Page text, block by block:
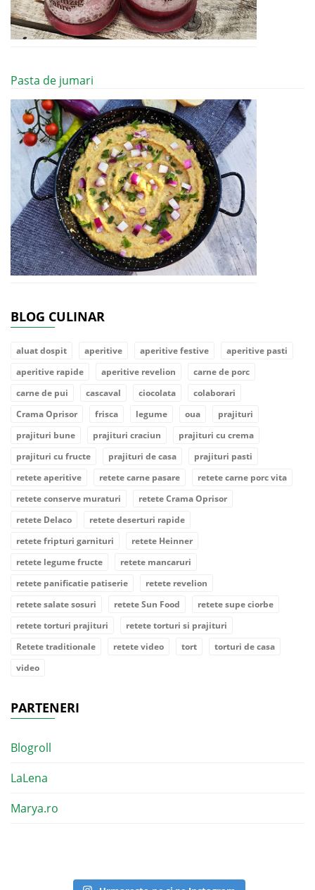
Pasta de jumari
BLOG CULINAR
aluat dospit aperitive aperitive festive
aperitive pasti
aperitive rapide
aperitive revelion
carne de porc
carne de pui
cascaval ciocolata
colaborari
Crama Oprisor
frisca legume oua
prajituri
prajituri bune
prajituri craciun
prajituri cu crema
prajituri cu fructe
prajituri de casa
prajituri pasti
retete aperitive
retete carne pasare
retete carne porc vita
retete conserve muraturi
retete Crama Oprisor
retete Delaco
retete deserturi rapide
retete fripturi garnituri
retete Heinner
retete legume fructe
retete mancaruri
retete panificatie patiserie
retete revelion
retete salate sosuri
retete Sun Food
retete supe ciorbe
retete torturi prajituri
retete torturi si prajituri
Retete traditionale
retete video tort
torturi de casa
video
PARTENERI
Blogroll
LaLena
Marya.ro